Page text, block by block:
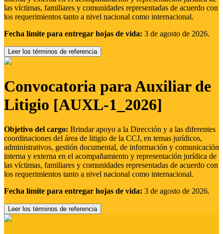
las víctimas, familiares y comunidades representadas de acuerdo con
los requerimientos tanto a nivel nacional como internacional.
Fecha límite para entregar hojas de vida: 3 de agosto de 2026.
Leer los términos de referencia
Convocatoria para Auxiliar de
Litigio [AUXL-1_2026]
Objetivo del cargo: Brindar apoyo a la Dirección y a las diferentes
coordinaciones del área de litigio de la CCJ, en temas jurídicos,
administrativos, gestión documental, de información y comunicación
interna y externa en el acompañamiento y representación jurídica de
las víctimas, familiares y comunidades representadas de acuerdo con
los requerimientos tanto a nivel nacional como internacional.
Fecha límite para entregar hojas de vida: 3 de agosto de 2026.
Leer los términos de referencia